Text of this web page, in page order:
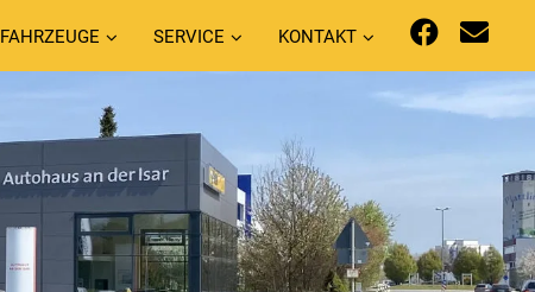
FAHRZEUGE SERVICE KONTAKT